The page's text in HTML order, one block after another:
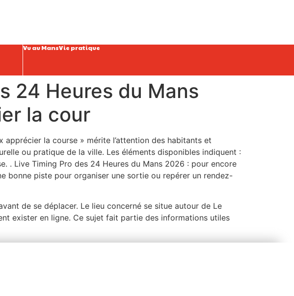
Vu au MansVie pratique
24 Heures du Mans
la cour
la course » mérite l’attention des habitants et
ou pratique de la ville. Les éléments disponibles indiquent :
. Live Timing Pro des 24 Heures du Mans 2026 : pour encore
bonne piste pour organiser une sortie ou repérer un rendez-
de se déplacer. Le lieu concerné se situe autour de Le
exister en ligne. Ce sujet fait partie des informations utiles